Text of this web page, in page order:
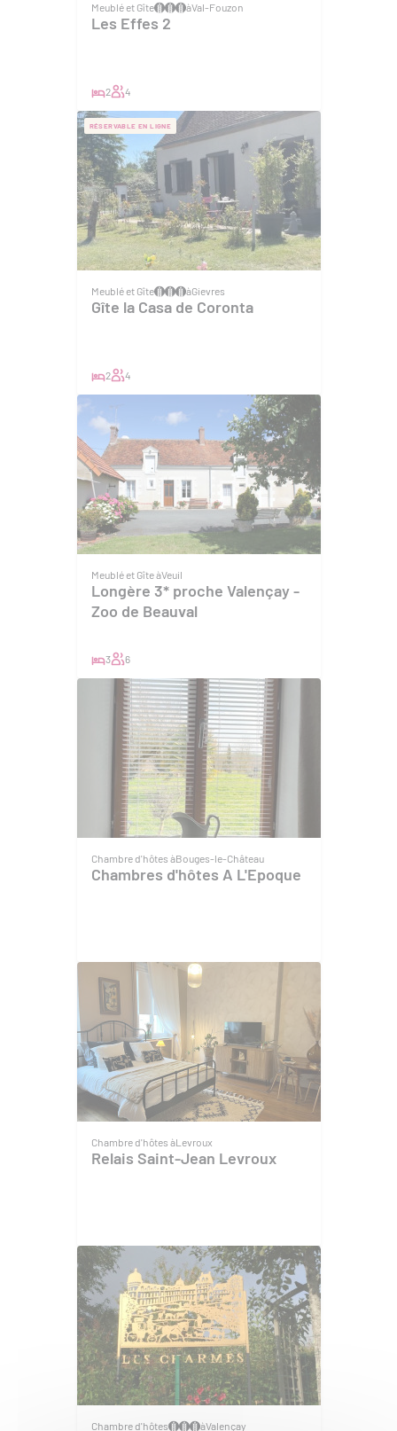
Meublé et Gîte àVal-Fouzon
Les Effes 2
2 4
RÉSERVABLE EN LIGNE
Meublé et Gîte àGievres
Gîte la Casa de Coronta
2 4
Meublé et Gîte àVeuil
Longère 3* proche Valençay -
Zoo de Beauval
3 6
Chambre d'hôtes àBouges-le-Château
Chambres d'hôtes A L'Epoque
Chambre d'hôtes àLevroux
Relais Saint-Jean Levroux
Chambre d'hôtes àValençay